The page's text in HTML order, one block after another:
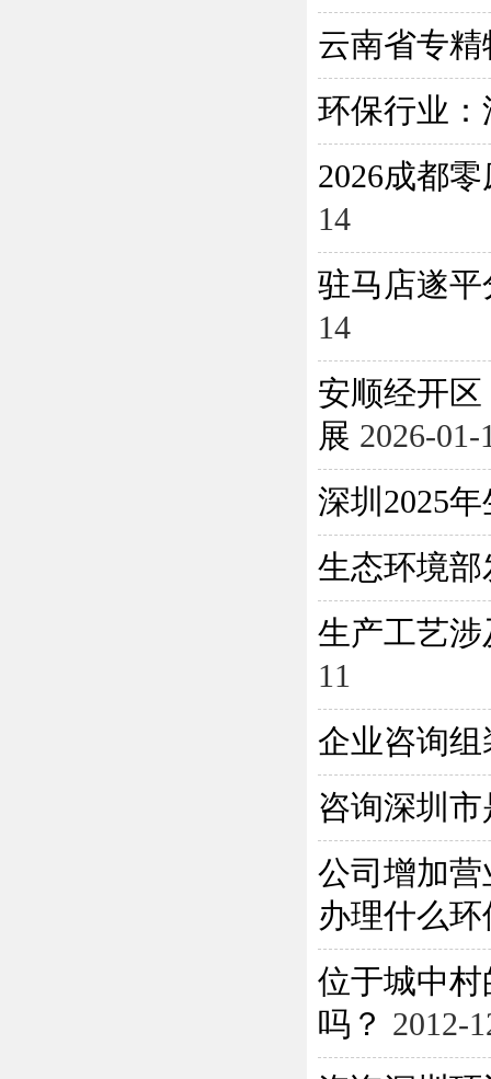
云南省专
环保行业
2026成都
14
驻马店遂平
14
安顺经开
展 2026-01-
深圳2025
生态环境
生产工艺
11
企业咨询
咨询深圳
公司增加
办理什么
位于城中
吗？ 2012-